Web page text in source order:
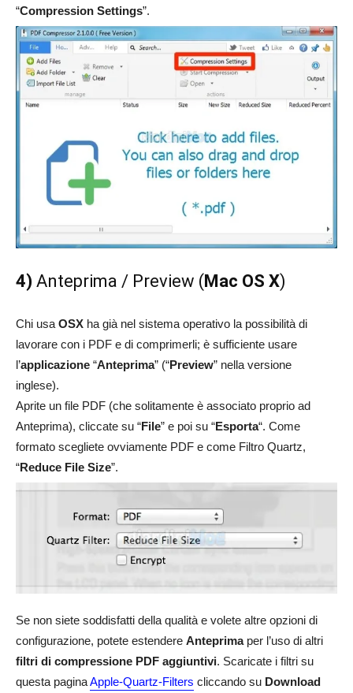
“Compression Settings”.
4) Anteprima / Preview (Mac OS X)
Chi usa OSX ha già nel sistema operativo la possibilità di
lavorare con i PDF e di comprimerli; è sufficiente usare
l’applicazione “Anteprima” (“Preview” nella versione
inglese).
Aprite un file PDF (che solitamente è associato proprio ad
Anteprima), cliccate su “File” e poi su “Esporta“. Come
formato scegliete ovviamente PDF e come Filtro Quartz,
“Reduce File Size”.
Se non siete soddisfatti della qualità e volete altre opzioni di
configurazione, potete estendere Anteprimaper l’uso di altri
filtri di compressione PDF aggiuntivi. Scaricate i filtri su
questa paginaApple-Quartz-Filters cliccando su Download